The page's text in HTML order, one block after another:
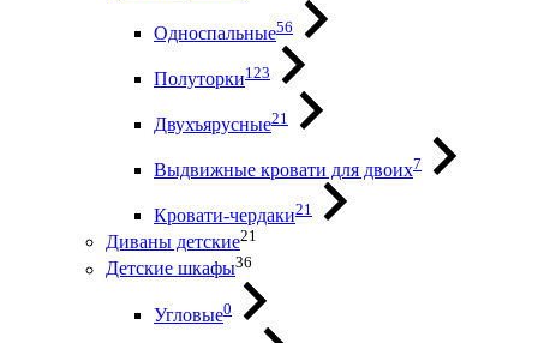
Односпальные56
Полуторки123
Двухъярусные21
Выдвижные кровати для двоих7
Кровати-чердаки21
Диваны детские21
Детские шкафы36
Угловые0